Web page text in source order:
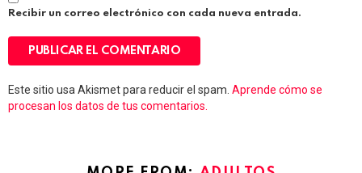
Recibir un correo electrónico con cada nueva entrada.
Este sitio usa Akismet para reducir el spam. Aprende cómo se
procesan los datos de tus comentarios.